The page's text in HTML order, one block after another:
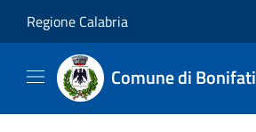
Regione Calabria
Comune di Bonifati